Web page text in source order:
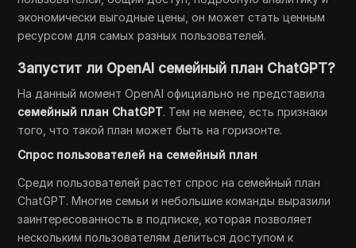
экономически выгодные цены, он может стать ценным
ресурсом для самых разных пользователей.
Запустит ли OpenAI семейный план ChatGPT?
На данный момент OpenAI официально не представила
семейный план ChatGPT. Тем не менее, есть признаки
того, что такой план может быть на горизонте.
Спрос пользователей на семейный план
Среди пользователей растет спрос на семейный план
ChatGPT. Многие семьи и небольшие команды выразили
заинтересованность в подписке, которая позволяет
нескольким пользователям делиться доступом к